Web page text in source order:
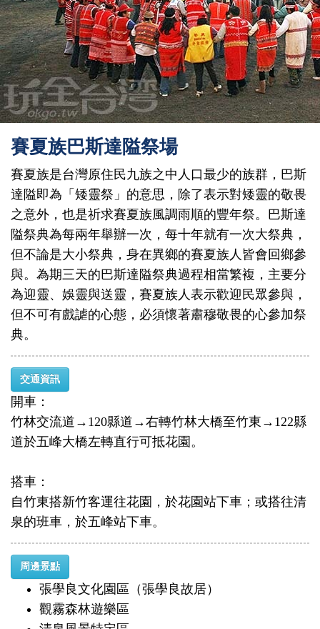
賽夏族巴斯達隘祭場
賽夏族是台灣原住民九族之中人口最少的族群，巴斯
達隘即為「矮靈祭」的意思，除了表示對矮靈的敬畏
之意外，也是祈求賽夏族風調雨順的豐年祭。巴斯達
隘祭典為每兩年舉辦一次，每十年就有一次大祭典，
但不論是大小祭典，身在異鄉的賽夏族人皆會回鄉參
與。為期三天的巴斯達隘祭典過程相當繁複，主要分
為迎靈、娛靈與送靈，賽夏族人表示歡迎民眾參與，
但不可有戲謔的心態，必須懷著肅穆敬畏的心參加祭
典。
交通資訊
開車：
竹林交流道→120縣道→右轉竹林大橋至竹東→122縣
道於五峰大橋左轉直行可抵花園。
搭車：
自竹東搭新竹客運往花園，於花園站下車；或搭往清
泉的班車，於五峰站下車。
周邊景點
張學良文化園區（張學良故居）
觀霧森林遊樂區